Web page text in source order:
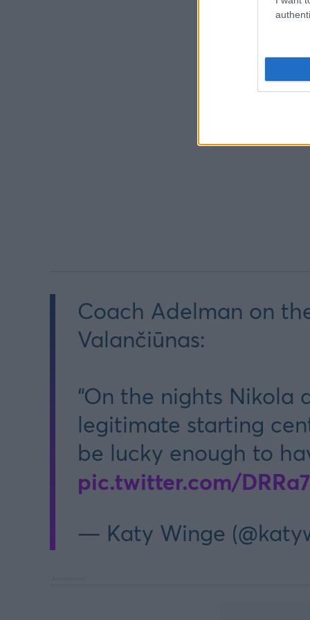
Coach Adelman on
Valančiūnas:
“On the nights Nikola
legitimate starting
be lucky enough to
pic.twitter.com/
— Katy Winge